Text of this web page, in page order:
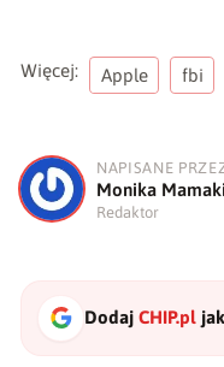
Więcej: Apple fbi
M
NAPISANE
Monika
Redaktor
DodajCHIP.pl